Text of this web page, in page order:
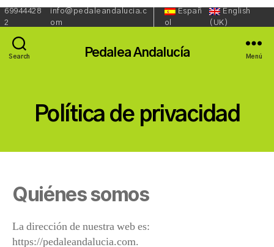
Phone:
69944428
2
Email:
info@pedaleandalucia.c
om
Redes
Sociales::
Lenguaje::
Españ
ol
English
(UK)
Search Pedalea Andalucía Menú
Política de privacidad
Quiénes somos
La dirección de nuestra web es:
https://pedaleandalucia.com.